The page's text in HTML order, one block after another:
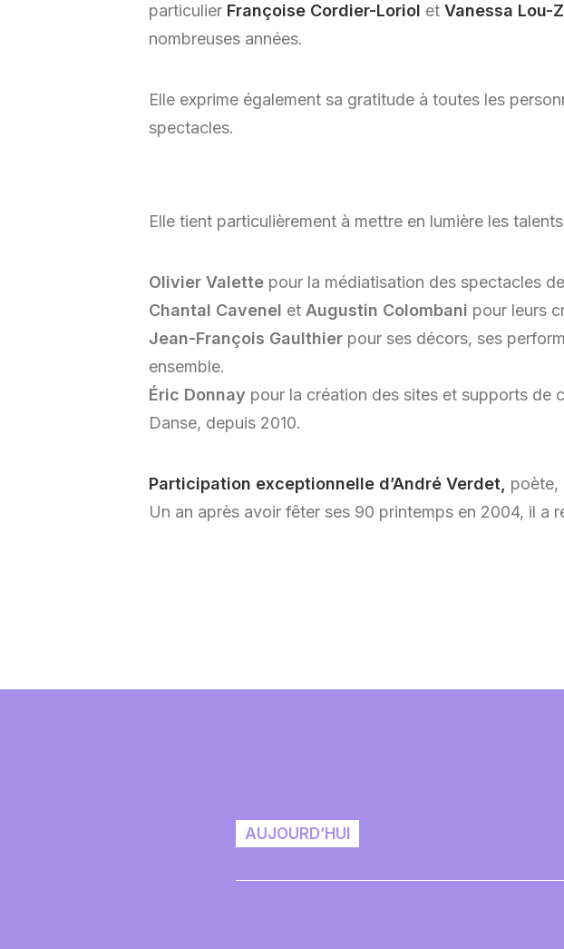
particulier Françoise Cordier-Loriol etVanessa Lou-
nombreuses années.
Elle exprime également sa gratitude à toutes les
spectacles.
Elle tient particulièrement à mettre en lumière les
Olivier Valette pour la médiatisation des spectacles
Chantal Cavenel et Augustin Colombani pour leurs
Jean-François Gaulthier pour ses décors, ses
ensemble.
Éric Donnay pour la création des sites et supports de
Danse, depuis 2010.
Participation exceptionnelle d’André Verdet,
poète,
Un an après avoir fêter ses 90 printemps en 2004, il a
AUJOURD’HUI